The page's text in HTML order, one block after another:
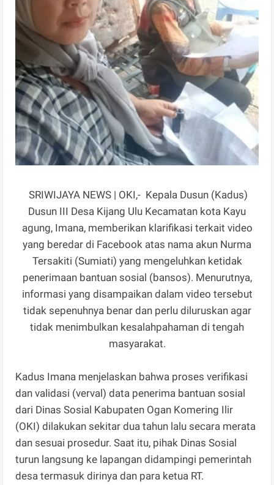
SRIWIJAYA NEWS | OKI,- Kepala Dusun (Kadus)
Dusun III Desa Kijang Ulu Kecamatan kota Kayu
agung, Imana, memberikan klarifikasi terkait video
yang beredar di Facebook atas nama akun Nurma
Tersakiti (Sumiati) yang mengeluhkan ketidak
penerimaan bantuan sosial (bansos). Menurutnya,
informasi yang disampaikan dalam video tersebut
tidak sepenuhnya benar dan perlu diluruskan agar
tidak menimbulkan kesalahpahaman di tengah
masyarakat.
Kadus Imana menjelaskan bahwa proses verifikasi
dan validasi (verval) data penerima bantuan sosial
dari Dinas Sosial Kabupaten Ogan Komering Ilir
(OKI) dilakukan sekitar dua tahun lalu secara merata
dan sesuai prosedur. Saat itu, pihak Dinas Sosial
turun langsung ke lapangan didampingi pemerintah
desa termasuk dirinya dan para ketua RT.